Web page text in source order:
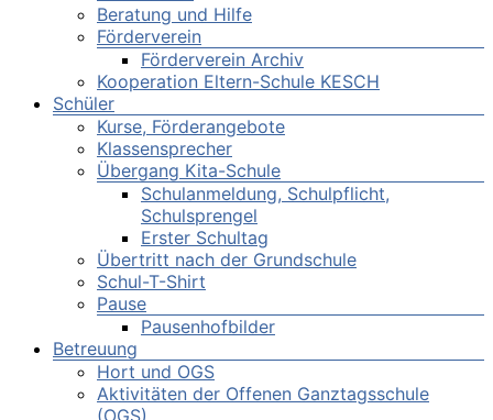
Beratung und Hilfe
Förderverein
Förderverein Archiv
Kooperation Eltern-Schule KESCH
Schüler
Kurse, Förderangebote
Klassensprecher
Übergang Kita-Schule
Schulanmeldung, Schulpflicht,
Schulsprengel
Erster Schultag
Übertritt nach der Grundschule
Schul-T-Shirt
Pause
Pausenhofbilder
Betreuung
Hort und OGS
Aktivitäten der Offenen Ganztagsschule
(OGS)